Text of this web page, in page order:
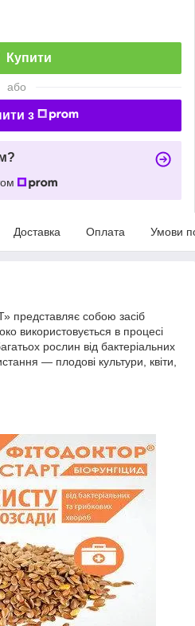
Купити
або
з
Доставка Оплата Умови
представляє собою засіб
використовується в процесі
рослин від бактеріальних
— плодові культури, квіти,